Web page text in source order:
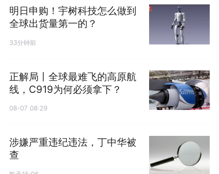
明日申购！宇树科技怎么做到
全球出货量第一的？
33分钟前
正解局丨全球最难飞的高原航
线，C919为何必须拿下？
08-07 08:29
涉嫌严重违纪违法，丁中华被
查